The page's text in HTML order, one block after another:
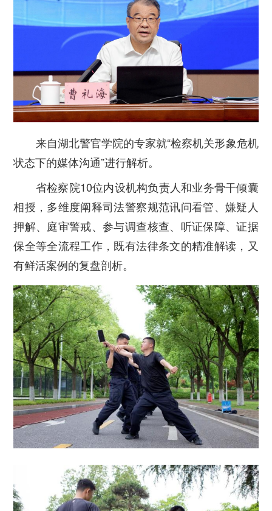
来自湖北警官学院的专家就“检察机关形象危机
状态下的媒体沟通”进行解析。
省检察院10位内设机构负责人和业务骨干倾囊
相授，多维度阐释司法警察规范讯问看管、嫌疑人
押解、庭审警戒、参与调查核查、听证保障、证据
保全等全流程工作，既有法律条文的精准解读，又
有鲜活案例的复盘剖析。